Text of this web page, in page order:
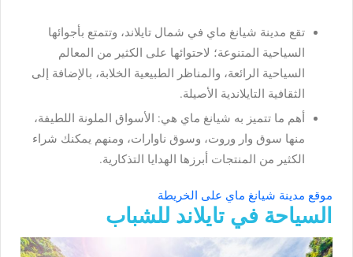
تقع مدينة شيانغ ماي في شمال تايلاند، وتتمتع بأجوائها
السياحية المتنوعة؛ لاحتوائها على الكثير من المعالم
السياحية الرائعة، والمناظر الطبيعية الخلابة، بالإضافة إلى
الثقافية التايلاندية الأصيلة.
أهم ما تتميز به شيانغ ماي هي: الأسواق الملونة اللطيفة،
منها سوق وار وروت، وسوق ناوارات، ومنهم يمكنك شراء
الكثير من المنتجات أبرزها الهدايا التذكارية.
موقع مدينة شيانغ ماي على الخريطة
السياحة في تايلاند للشباب